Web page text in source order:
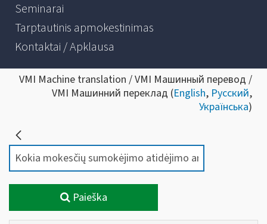
Seminarai
Tarptautinis apmokestinimas
Kontaktai / Apklausa
VMI Machine translation / VMI Машинный перевод /
VMI Машинний переклад (English, Русский,
Українська)
Paieška